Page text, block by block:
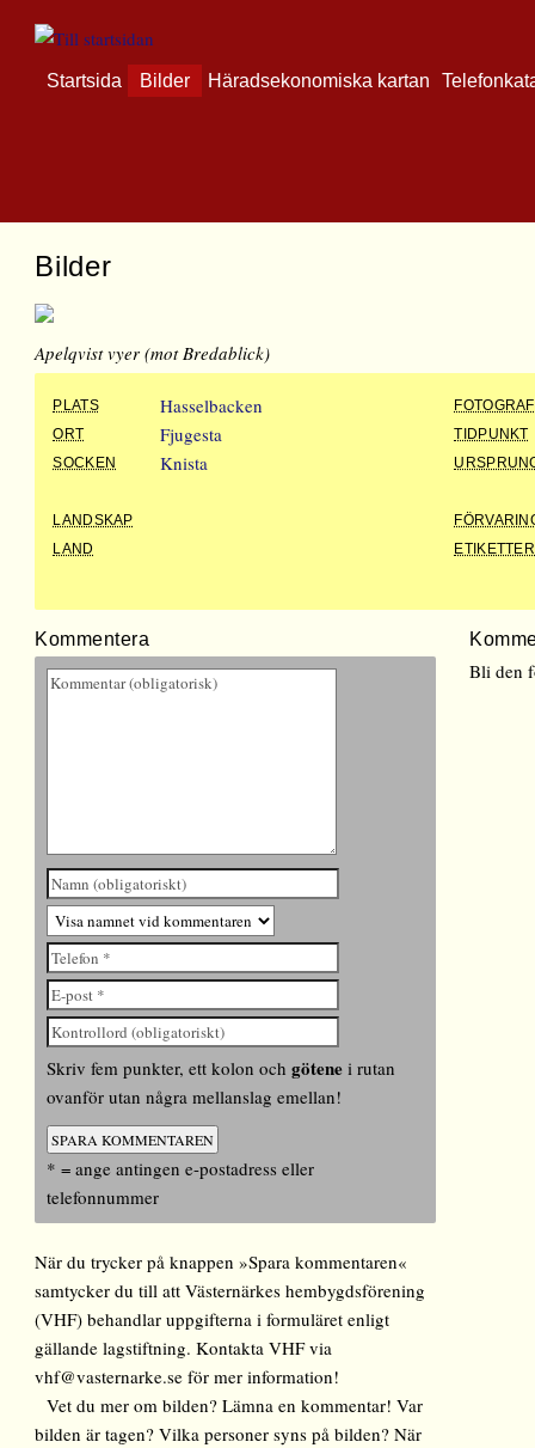
Startsida Bilder Häradsekonomiska kartan
Bilder
Apelqvist vyer (mot Bredablick)
PLATS Hasselbacken
FOTOGRAF
ORT
Fjugesta
TIDPUNKT
SOCKEN
Knista
LANDSKAP
LAND
ETIKETTER
Kommentera
Skriv fem punkter, ett kolon ochgötene i rutan
ovanför utan några mellanslag emellan!
* = ange antingen e-postadress eller
telefonnummer
När du trycker på knappen »Spara kommentaren«
samtycker du till att Västernärkes hembygdsförening
(VHF) behandlar uppgifterna i formuläret enligt
gällande lagstiftning. Kontakta VHF via
vhf@vasternarke.se för mer information!
Vet du mer om bilden? Lämna en kommentar! Var
bilden är tagen? Vilka personer syns på bilden? När
Bli den